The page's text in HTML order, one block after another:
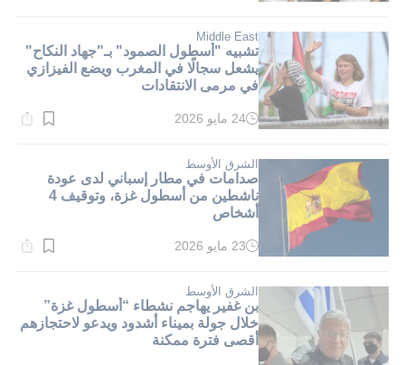
دقيقة.
Middle East
تشبيه "أسطول الصمود" بـ"جهاد النكاح"
يشعل سجالًا في المغرب ويضع الفيزازي
في مرمى الانتقادات
وقت
دقيقة.
24 مايو 2026
الشرق الأوسط
صدامات في مطار إسباني لدى عودة
ناشطين من أسطول غزة، وتوقيف 4
أشخاص
وقت
دقيقة.
23 مايو 2026
الشرق الأوسط
بن غفير يهاجم نشطاء “أسطول غزة”
خلال جولة بميناء أشدود ويدعو لاحتجازهم
أقصى فترة ممكنة